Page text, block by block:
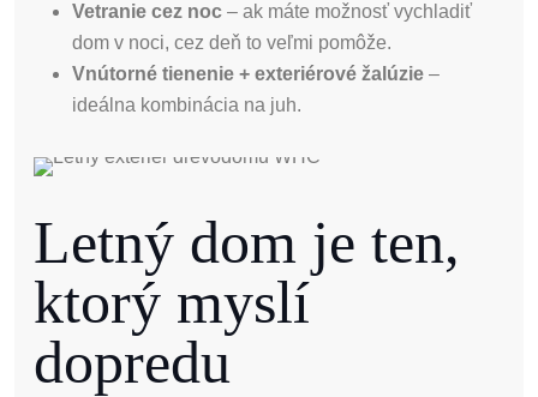
Vetranie cez noc – ak máte možnosť vychladiť
dom v noci, cez deň to veľmi pomôže.
Vnútorné tienenie + exteriérové žalúzie –
ideálna kombinácia na juh.
Letný dom je ten,
ktorý myslí
dopredu